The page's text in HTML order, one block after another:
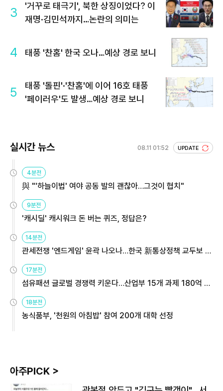
3
'거꾸로 태극기', 북한 상징이었다? 이
재명·김민석까지…논란의 의미는
4 태풍 '찬홈' 한국 오나…예상 경로 보니
5
태풍 '돌핀'·'찬홈'에 이어 16호 태풍
'페이러우'도 발생…예상 경로 보니
실시간 뉴스 08.11 01:52 UPDATE
4분전
與 "'하늘이법' 여야 공동 발의 괜찮아…그것이 협치"
9분전
'캐시딜' 캐시워크 돈 버는 퀴즈, 정답은?
14분전
관세전쟁 '엔드게임' 윤곽 나오나…한국 新통상정책 교두보 활
용해야
17분전
섬유패션 글로벌 경쟁력 키운다…산업부 15개 과제 180억 지
원
18분전
농식품부, '천원의 아침밥' 참여 200개 대학 선정
아주PICK >